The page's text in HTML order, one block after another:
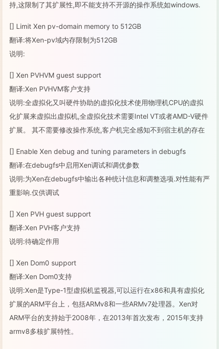
持,这限制了其扩展性,即不能支持不开源的操作系统如windows.
[] Limit Xen pv-domain memory to 512GB
翻译:将Xen-pv域内存限制为512GB
说明:
[] Xen PVHVM guest support
翻译:Xen PVHVM客户支持
说明:全虚拟化又叫硬件协助的虚拟化技术使用物理机CPU的虚拟
化扩展来虚拟出虚拟机,全虚拟化技术需要Intel VT或者AMD-V硬件
扩展。 其不需要修改操作系统,客户机完全感知不到宿主机的存在
[] Enable Xen debug and tuning parameters in debugfs
翻译:在debugfs中启用Xen调试和调优参数
说明:为Xen在debugfs中输出各种统计信息和调整选项.对性能有严
重影响.仅供调试
[] Xen PVH guest support
翻译:Xen PVH客户支持
说明:待确定作用
[] Xen Dom0 support
翻译:Xen Dom0支持
说明:Xen是Type-1型虚拟机监视器,可以运行在x86和具有虚拟化
扩展的ARM平台上，包括ARMv8和一些ARMv7处理器。Xen对
ARM平台的支持始于2008年，在2013年首次发布，2015年支持
armv8多核扩展特性。